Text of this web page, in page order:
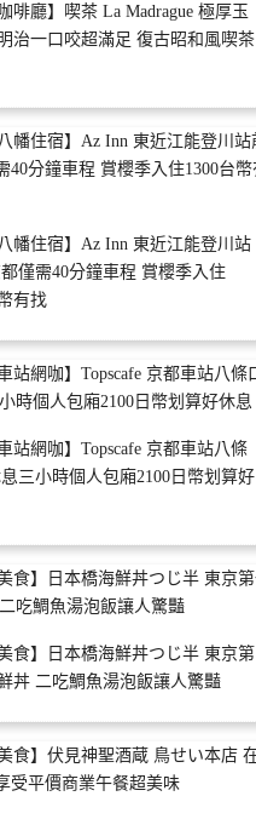
啡廳】喫茶 La Madrague 極厚玉
治一口咬超滿足 復古昭和風喫茶
八幡住宿】Az Inn 東近江能登川站
僅需40分鐘車程 賞櫻季入住
有找
站網咖】Topscafe 京都車站八條
三小時個人包廂2100日幣划算好
美食】日本橋海鮮丼つじ半 東京第
丼 二吃鯛魚湯泡飯讓人驚豔